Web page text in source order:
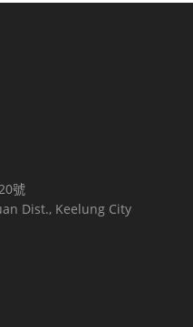
號
Dist., Keelung City